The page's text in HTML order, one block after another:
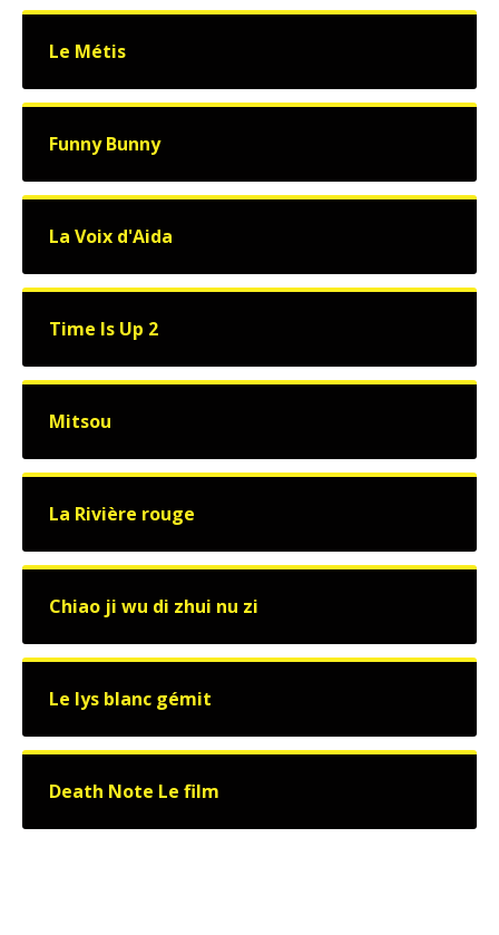
Le Métis
Funny Bunny
La Voix d'Aida
Time Is Up 2
Mitsou
La Rivière rouge
Chiao ji wu di zhui nu zi
Le lys blanc gémit
Death Note Le film